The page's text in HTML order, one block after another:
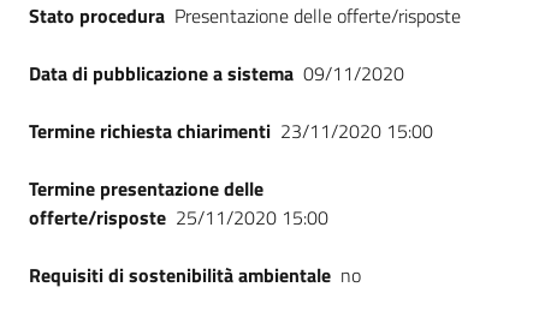
Seguici
Stato procedura Presentazione delle offerte/risposte
Data di pubblicazione a sistema 09/11/2020
Termine richiesta chiarimenti 23/11/2020 15:00
Termine presentazione delle
offerte/risposte 25/11/2020 15:00
Requisiti di sostenibilità ambientale no